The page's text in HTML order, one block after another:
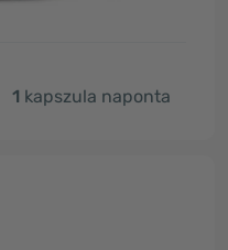
1 kapszula naponta